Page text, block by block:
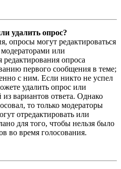
удалить опрос?
опросы могут редактироваться
модераторами или
опроса
первого сообщения в теме;
с ним. Если никто не успел
удалить опрос или
вариантов ответа. Однако
то только модераторы
отредактировать или
для того, чтобы нельзя было
во время голосования.